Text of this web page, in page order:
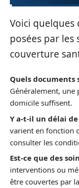
Voici
posées par
couverture
Quels documents
Généralement, une
domicile suffisent.
Y a-t-il un délai de
varient en fonction
consulter les
Est-ce que des
interventions ou
être couvertes par